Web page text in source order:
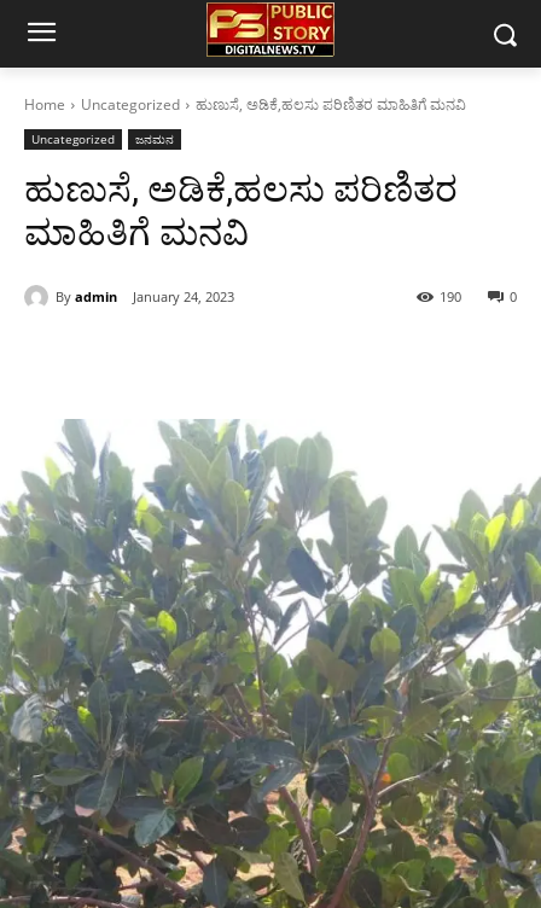
Home Uncategorized ಹುಣುಸೆ, ಅಡಿಕೆ,‌ಹಲಸು ಪರಿಣಿತರ ಮಾಹಿತಿಗೆ ಮನವಿ
Uncategorized ಜನಮನ
ಹುಣುಸೆ, ಅಡಿಕೆ,‌ಹಲಸು ಪರಿಣಿತರ
ಮಾಹಿತಿಗೆ ಮನವಿ
By admin January 24, 2023 0
190